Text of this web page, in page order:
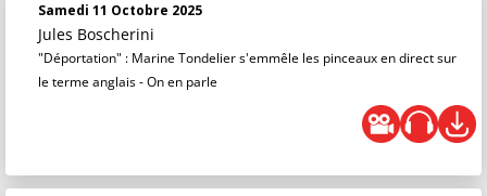
Samedi 11 Octobre 2025
Jules Boscherini
"Déportation" : Marine Tondelier s'emmêle les pinceaux en direct sur
le terme anglais - On en parle